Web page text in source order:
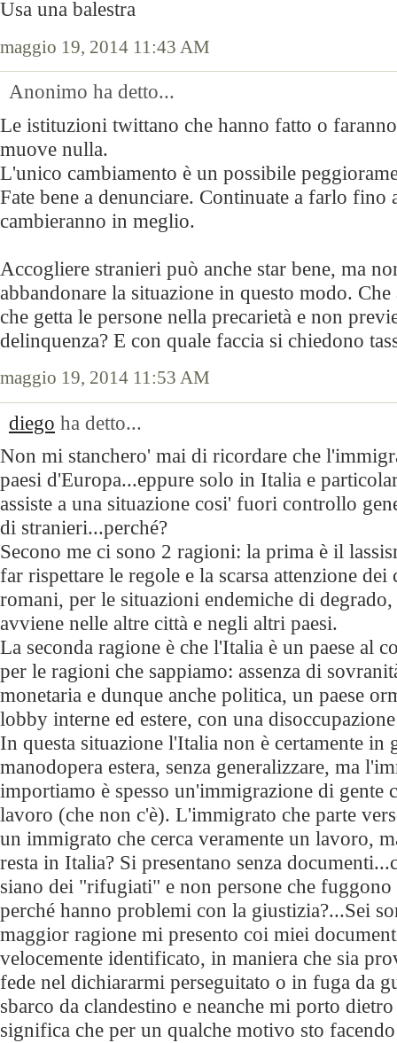
Usa una balestra
maggio 19, 2014 11:43 AM
Anonimo ha detto...
Le istituzioni twittano che hanno fatto o
muove nulla.
L'unico cambiamento è un possibile
Fate bene a denunciare. Continuate a farlo fino
cambieranno in meglio.
Accogliere stranieri può anche star bene, ma
abbandonare la situazione in questo modo.
che getta le persone nella precarietà e non
delinquenza? E con quale faccia si chiedono
maggio 19, 2014 11:53 AM
diego ha detto...
Non mi stanchero' mai di ricordare che
paesi d'Europa...eppure solo in Italia e
assiste a una situazione cosi' fuori controllo
di stranieri...perché?
Secono me ci sono 2 ragioni: la prima è il
far rispettare le regole e la scarsa attenzione
romani, per le situazioni endemiche di degrado,
avviene nelle altre città e negli altri paesi.
La seconda ragione è che l'Italia è un paese al
per le ragioni che sappiamo: assenza di
monetaria e dunque anche politica, un paese
lobby interne ed estere, con una
In questa situazione l'Italia non è certamente in
manodopera estera, senza generalizzare, ma
importiamo è spesso un'immigrazione di gente
lavoro (che non c'è). L'immigrato che parte
un immigrato che cerca veramente un lavoro,
resta in Italia? Si presentano senza
siano dei "rifugiati" e non persone che fuggono
perché hanno problemi con la giustizia?...Sei
maggior ragione mi presento coi miei
velocemente identificato, in maniera che sia
fede nel dichiararmi perseguitato o in fuga da
sbarco da clandestino e neanche mi porto
significa che per un qualche motivo sto